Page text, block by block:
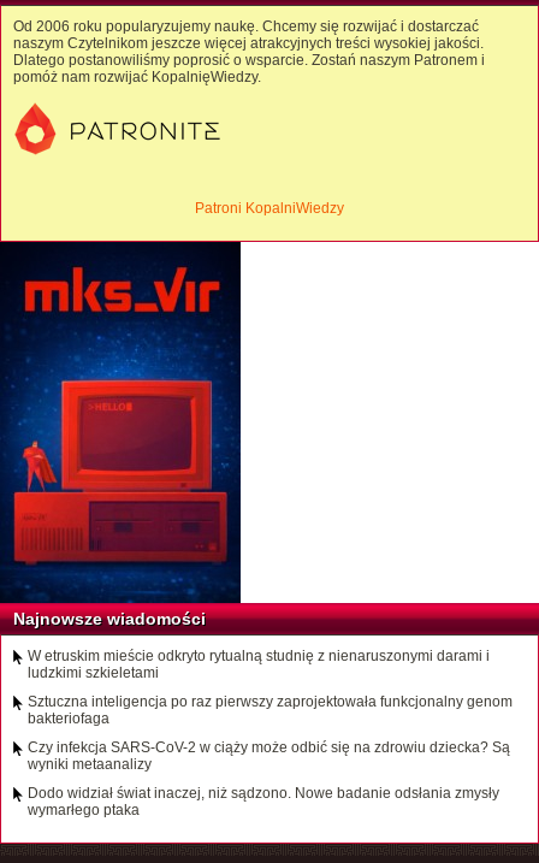
Od 2006 roku popularyzujemy naukę. Chcemy się rozwijać i dostarczać
naszym Czytelnikom jeszcze więcej atrakcyjnych treści wysokiej jakości.
Dlatego postanowiliśmy poprosić o wsparcie. Zostań naszym Patronem i
pomóż nam rozwijać KopalnięWiedzy.
Patroni KopalniWiedzy
Najnowsze wiadomości
W etruskim mieście odkryto rytualną studnię z nienaruszonymi darami i
ludzkimi szkieletami
Sztuczna inteligencja po raz pierwszy zaprojektowała funkcjonalny genom
bakteriofaga
Czy infekcja SARS-CoV-2 w ciąży może odbić się na zdrowiu dziecka? Są
wyniki metaanalizy
Dodo widział świat inaczej, niż sądzono. Nowe badanie odsłania zmysły
wymarłego ptaka